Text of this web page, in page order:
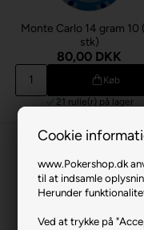
Cookie
www.Pokershop.dk
til at indsamle
Herunder
Ved at trykke på
Monte Carlo 14 gram 10
stk)
80,00 DKK
Køb
21 rulle(r) på lager